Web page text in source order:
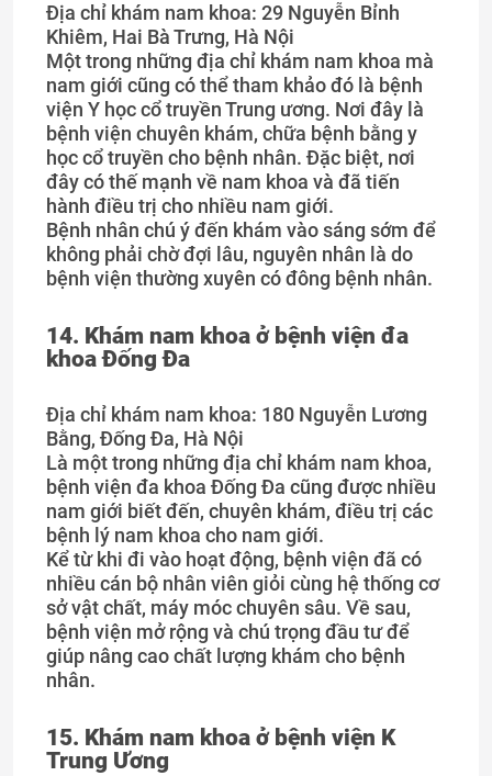
Địa chỉ khám nam khoa: 29 Nguyễn Bỉnh
Khiêm, Hai Bà Trưng, Hà Nội
Một trong những địa chỉ khám nam khoa mà
nam giới cũng có thể tham khảo đó là bệnh
viện Y học cổ truyền Trung ương. Nơi đây là
bệnh viện chuyên khám, chữa bệnh bằng y
học cổ truyền cho bệnh nhân. Đặc biệt, nơi
đây có thế mạnh về nam khoa và đã tiến
hành điều trị cho nhiều nam giới.
Bệnh nhân chú ý đến khám vào sáng sớm để
không phải chờ đợi lâu, nguyên nhân là do
bệnh viện thường xuyên có đông bệnh nhân.
14. Khám nam khoa ở bệnh viện đa
khoa Đống Đa
Địa chỉ khám nam khoa: 180 Nguyễn Lương
Bằng, Đống Đa, Hà Nội
Là một trong những địa chỉ khám nam khoa,
bệnh viện đa khoa Đống Đa cũng được nhiều
nam giới biết đến, chuyên khám, điều trị các
bệnh lý nam khoa cho nam giới.
Kể từ khi đi vào hoạt động, bệnh viện đã có
nhiều cán bộ nhân viên giỏi cùng hệ thống cơ
sở vật chất, máy móc chuyên sâu. Về sau,
bệnh viện mở rộng và chú trọng đầu tư để
giúp nâng cao chất lượng khám cho bệnh
nhân.
15. Khám nam khoa ở bệnh viện K
Trung Ương